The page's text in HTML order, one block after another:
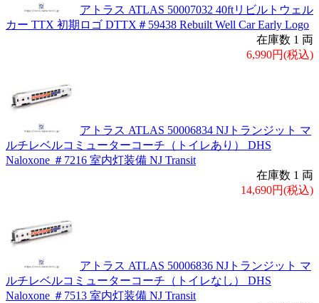
アトラス ATLAS 50007032 40ftリビルトウェル
カー TTX 初期ロゴ DTTX＃59438 Rebuilt Well Car Early Logo
在庫数 1 両
6,990円(税込)
アトラス ATLAS 50006834 NJトランジット マ
ルチレベルコミューターコーチ（トイレあり） DHS
Naloxone ＃7216 室内灯装備 NJ Transit
在庫数 1 両
14,690円(税込)
アトラス ATLAS 50006836 NJトランジット マ
ルチレベルコミューターコーチ（トイレなし） DHS
Naloxone ＃7513 室内灯装備 NJ Transit